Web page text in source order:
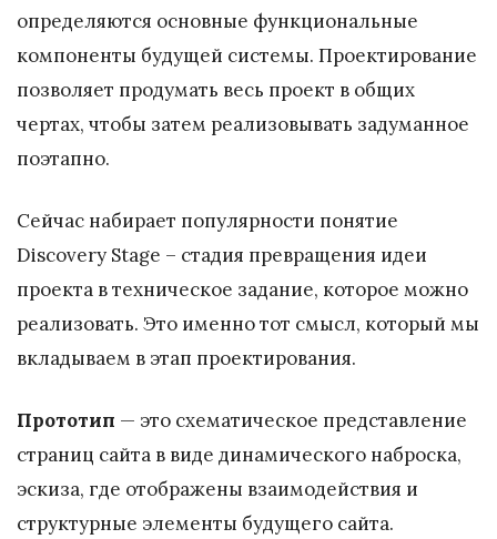
определяются основные функциональные
компоненты будущей системы. Проектирование
позволяет продумать весь проект в общих
чертах, чтобы затем реализовывать задуманное
поэтапно.
Сейчас набирает популярности понятие
Discovery Stage – стадия превращения идеи
проекта в техническое задание, которое можно
реализовать. Это именно тот смысл, который мы
вкладываем в этап проектирования.
Прототип — это схематическое представление
страниц сайта в виде динамического наброска,
эскиза, где отображены взаимодействия и
структурные элементы будущего сайта.